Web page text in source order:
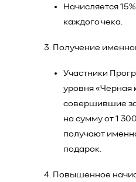
Начисляется
каждого чека.
Получение
Участники
уровня «Черная
совершившие
на сумму от 1
получают
подарок.
Повышенное